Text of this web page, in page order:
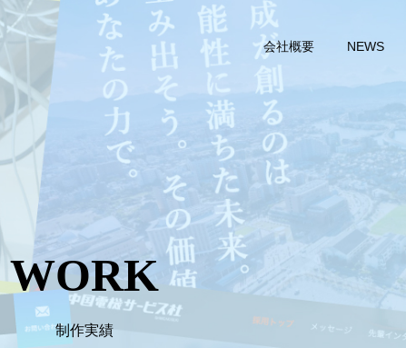
会社概要 NEWS
WORK
制作実績